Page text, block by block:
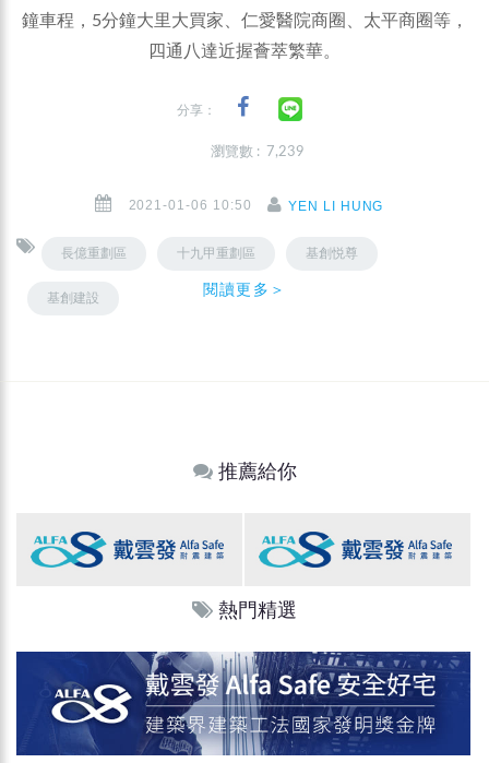
鐘車程，5分鐘大里大買家、仁愛醫院商圈、太平商圈等，
四通八達近握薈萃繁華。
分享：
瀏覽數 : 7,239
2021-01-06 10:50 YEN LI HUNG
長億重劃區 十九甲重劃區 基創悦尊
基創建設 閱讀更多＞
推薦給你
熱門精選